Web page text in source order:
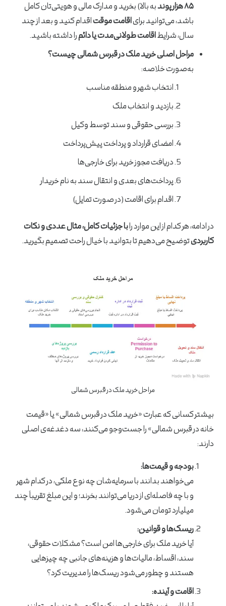
۸۵ هزار پوند
به بالا) بخرید و مدارک مالی و هویتی‌تان کامل
باشد، می‌توانید برایاقامت موقتاقدام کنید و بعد از چند
سال، شرایطاقامت طولانی‌مدت یا دائمرا داشته باشید.
مراحل اصلی خرید ملک در قبرس شمالی چیست؟
به‌صورت خلاصه:
انتخاب شهر و منطقه مناسب
بازدید و انتخاب ملک
بررسی حقوقی و سند توسط وکیل
امضای قرارداد و پرداخت پیش‌پرداخت
دریافت مجوز خرید برای خارجی‌ها
پرداخت‌های بعدی و انتقال سند به نام خریدار
اقدام برای اقامت (در صورت تمایل)
در ادامه، هر کدام از این موارد رابا جزئیات کامل، مثال عددی و نکات
کاربردیتوضیح می‌دهیم تا بتوانید با خیال راحت تصمیم بگیرید.
مراحل خرید ملک در قبرس شمالی
بیشتر کسانی که عبارت «خرید ملک در قبرس شمالی» یا «قیمت
خانه در قبرس شمالی» را جست‌وجو می‌کنند، سه دغدغه‌ی اصلی
دارند:
بودجه و قیمت‌ها:
می‌خواهند بدانند با سرمایه‌شان چه نوع ملکی، در کدام شهر
و با چه فاصله‌ای از دریا می‌توانند بخرند؛ و این مبلغ تقریباً چند
میلیارد تومان می‌شود.
ریسک‌ها و قوانین:
آیا خرید ملک برای خارجی‌ها امن است؟ مشکلات حقوقی،
سند، اقساط، مالیات‌ها و هزینه‌های جانبی چه چیزهایی
هستند و چطور می‌شود ریسک‌ها را مدیریت کرد؟
اقامت و آینده: